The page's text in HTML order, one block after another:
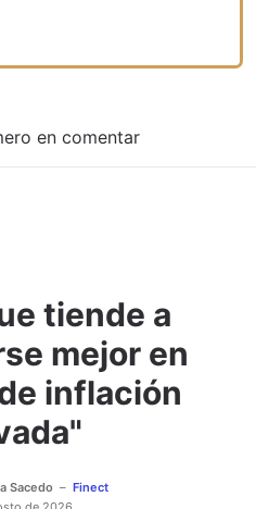
en comentar
imagen Comentar
tiende a
mejor en
inflación
Sacedo
Finect